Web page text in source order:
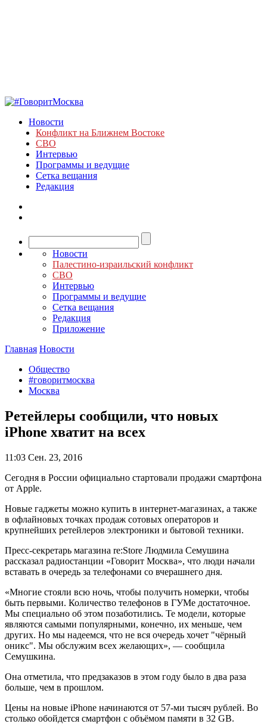
Новости
Конфликт на Ближнем Востоке
СВО
Интервью
Программы и ведущие
Сетка вещания
Редакция
Новости
Палестино-израильский конфликт
СВО
Интервью
Программы и ведущие
Сетка вещания
Редакция
Приложение
Главная Новости
Общество
#говоритмосква
Москва
Ретейлеры сообщили, что новых
iPhone хватит на всех
11:03 Сен. 23, 2016
Сегодня в России официально стартовали продажи смартфона
от Apple.
Новые гаджеты можно купить в интернет-магазинах, а также
в офлайновых точках продаж сотовых операторов и
крупнейших ретейлеров электроники и бытовой техники.
Пресс-секретарь магазина re:Store Людмила Семушина
рассказал радиостанции «Говорит Москва», что люди начали
вставать в очередь за телефонами со вчерашнего дня.
«Многие стояли всю ночь, чтобы получить номерки, чтобы
быть первыми. Количество телефонов в ГУМе достаточное.
Мы специально об этом позаботились. Те модели, которые
являются самыми популярными, конечно, их меньше, чем
других. Но мы надеемся, что не вся очередь хочет "чёрный
оникс". Мы обслужим всех желающих», — сообщила
Семушкина.
Она отметила, что предзаказов в этом году было в два раза
больше, чем в прошлом.
Цены на новые iPhone начинаются от 57-ми тысяч рублей. Во
столько обойдется смартфон с объёмом памяти в 32 GB.